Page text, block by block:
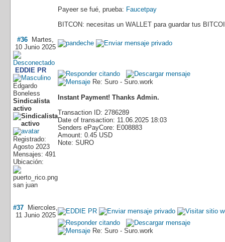
Payeer se fué, prueba: Faucetpay
BITCON: necesitas un WALLET para guardar tus
#36 Martes,
10 Junio 2025
EDDIE PR
Edgardo
Boneless
Sindicalista
activo
Registrado:
Agosto 2023
Mensajes: 491
Ubicación:
san juan
Re: Suro - Suro.work
Instant Payment! Thanks Admin.
Transaction ID: 2786289
Date of transaction: 11.06.2025 18:03
Senders ePayCore: E008883
Amount: 0.45 USD
Note: SURO
#37 Miercoles,
11 Junio 2025
Re: Suro - Suro.work